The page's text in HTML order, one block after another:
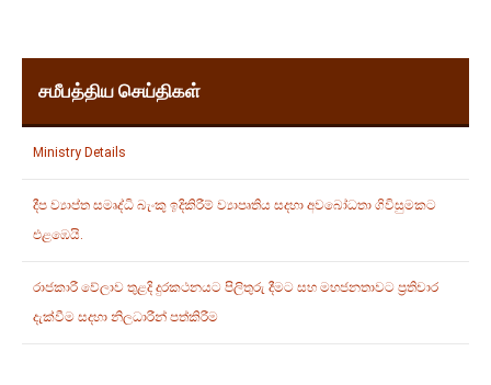
சமீபத்திய செய்திகள்
Ministry Details
දීප ව්‍යාප්ත සමෘද්ධි බැංකු ඉදිකිරීම් ව්‍යාපෘතිය සදහා අවබෝධතා ගිවිසුමකට
එළඹෙයි.
රාජකාරී වේලාව තුළදි දුරකථනයට පිලිතුරු දීමට සහ මහජනතාවට ප්‍රතිචාර
දැක්වීම සදහා නිලධාරීන් පත්කිරීම